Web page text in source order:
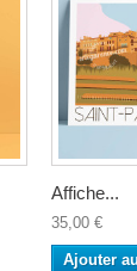
Affiche...
35,00 €
Ajouter